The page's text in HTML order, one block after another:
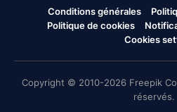
Conditions générales
Politique de cookies
Cookies
Copyright © 2010-2026 Freepik
réservés.